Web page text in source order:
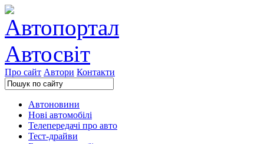
Про сайт Автори Контакти
Автоновини
Нові автомобілі
Телепередачі про авто
Тест-драйви